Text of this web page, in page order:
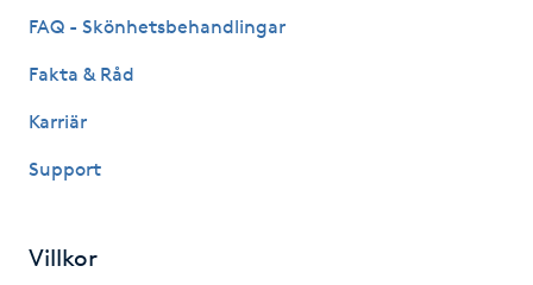
Hypnos
Hårborttagning
Hårbottenbehandling
FAQ - Skönhetsbehandlingar
Fakta & Råd
Karriär
Support
Villkor